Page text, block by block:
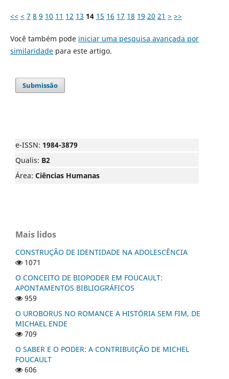
<< < 7 8 9 10 11 12 13 14 15 16 17 18 19 20 21 > >>
Você também pode iniciar uma pesquisa avançada por
similaridadepara este artigo.
Submissão
e-ISSN: 1984-3879
Qualis: B2
Área: Ciências Humanas
Mais lidos
CONSTRUÇÃO DE IDENTIDADE NA ADOLESCÊNCIA
1071
O CONCEITO DE BIOPODER EM FOUCAULT:
APONTAMENTOS BIBLIOGRÁFICOS
959
O UROBORUS NO ROMANCE A HISTÓRIA SEM FIM, DE
MICHAEL ENDE
709
O SABER E O PODER: A CONTRIBUIÇÃO DE MICHEL
FOUCAULT
606